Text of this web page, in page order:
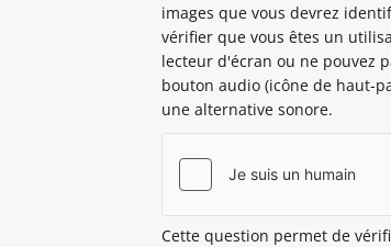
images que vous devrez
vérifier que vous êtes un
lecteur d'écran ou ne pouvez
bouton audio (icône de haut-
une alternative sonore.
Cette question permet de